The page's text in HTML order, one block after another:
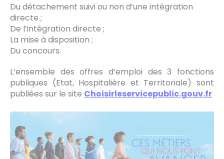
Du détachement suivi ou non d’une intégration
directe ;
De l’intégration directe ;
La mise à disposition ;
Du concours.
L’ensemble des offres d’emploi des 3 fonctions
publiques (Etat, Hospitalière et Territoriale) sont
publiées sur le site Choisirleservicepublic.gouv.fr